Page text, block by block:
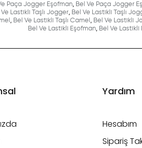
Paça Jogger Eşofman, Bel Ve Paça Jogger
Ve Lastikli Taşlı Jogger, Bel Ve Lastikli Taşlı
, Bel Ve Lastikli Taşlı Camel , Bel Ve Lastikli
Bel Ve Lastikli Eşofman, Bel Ve Lastikli
Yardım
Hesabım
Sipariş